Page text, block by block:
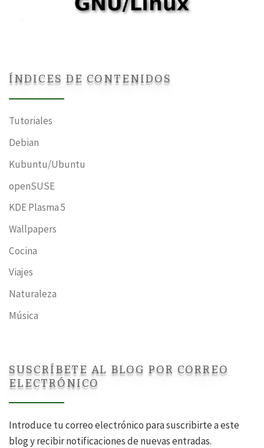
ÍNDICES DE CONTENIDOS
Tutoriales
Debian
Kubuntu/Ubuntu
openSUSE
KDE Plasma 5
Wallpapers
Cocina
Viajes
Naturaleza
Música
SUSCRÍBETE AL BLOG POR CORREO
ELECTRÓNICO
Introduce tu correo electrónico para suscribirte a este
blog y recibir notificaciones de nuevas entradas.